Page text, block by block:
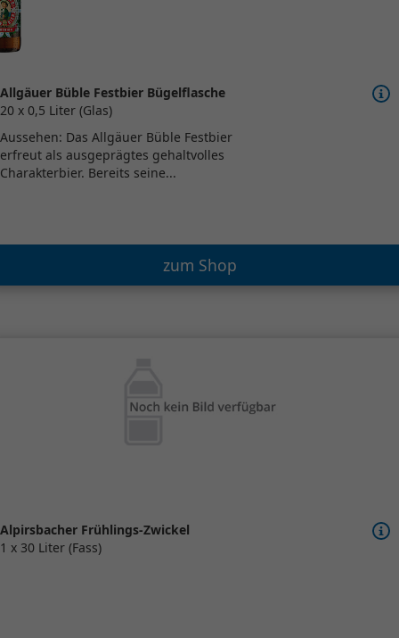
Allgäuer Büble Festbier Bügelflasche
20 x 0,5 Liter (Glas)
Aussehen: Das Allgäuer Büble Festbier
erfreut als ausgeprägtes gehaltvolles
Charakterbier. Bereits seine...
zum Shop
Alpirsbacher Frühlings-Zwickel
1 x 30 Liter (Fass)